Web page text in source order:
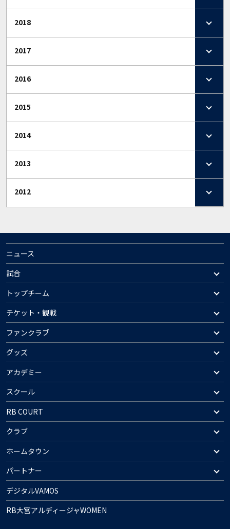
2018
2017
2016
2015
2014
2013
2012
ニュース
試合
トップチーム
チケット・観戦
ファンクラブ
グッズ
アカデミー
スクール
RB COURT
クラブ
ホームタウン
パートナー
デジタルVAMOS
RB大宮アルディージャWOMEN